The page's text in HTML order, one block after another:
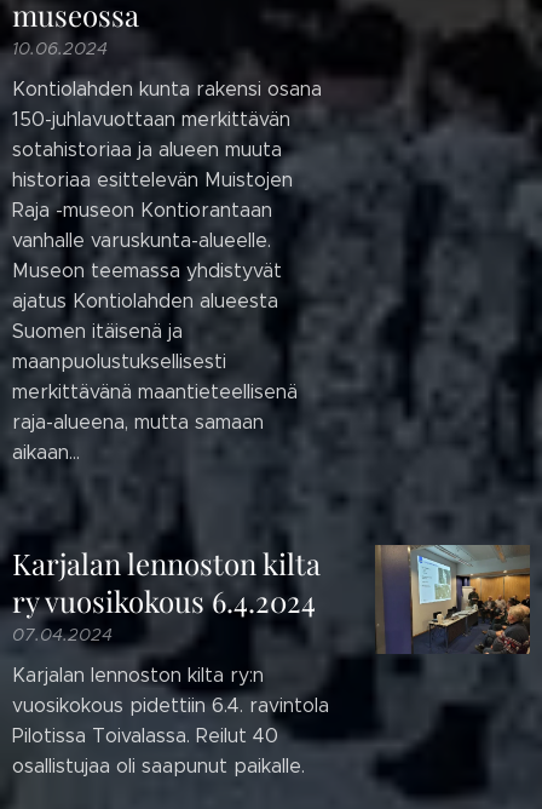
museossa
10.06.2024
Kontiolahden kunta rakensi osana
150-juhlavuottaan merkittävän
sotahistoriaa ja alueen muuta
historiaa esittelevän Muistojen
Raja -museon Kontiorantaan
vanhalle varuskunta-alueelle.
Museon teemassa yhdistyvät
ajatus Kontiolahden alueesta
Suomen itäisenä ja
maanpuolustuksellisesti
merkittävänä maantieteellisenä
raja-alueena, mutta samaan
aikaan...
Karjalan lennoston kilta
ry vuosikokous 6.4.2024
07.04.2024
Karjalan lennoston kilta ry:n
vuosikokous pidettiin 6.4. ravintola
Pilotissa Toivalassa. Reilut 40
osallistujaa oli saapunut paikalle.